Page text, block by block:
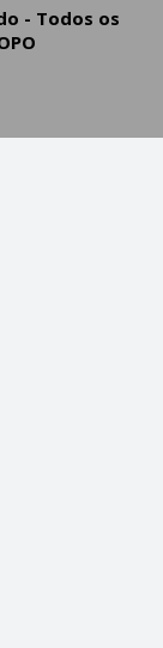
- Todos os